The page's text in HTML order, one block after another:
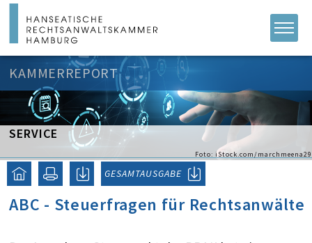
KAMMERREPORT
Foto: iStock.com/marchmeena29
SERVICE
GESAMTAUSGABE
ABC - Steuerfragen für Rechtsanwälte